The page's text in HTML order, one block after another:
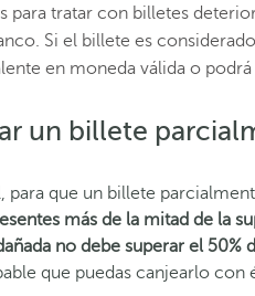
para tratar con billetes
Si el billete es
en moneda válida o
un billete
que un billete
más de la mitad de la
no debe superar el 50%
que puedas canjearlo con